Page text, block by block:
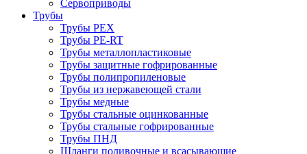
Сервоприводы
Трубы
Трубы PEX
Трубы PE-RT
Трубы металлопластиковые
Трубы защитные гофрированные
Трубы полипропиленовые
Трубы из нержавеющей стали
Трубы медные
Трубы стальные оцинкованные
Трубы стальные гофрированные
Трубы ПНД
Шланги поливочные и всасывающие